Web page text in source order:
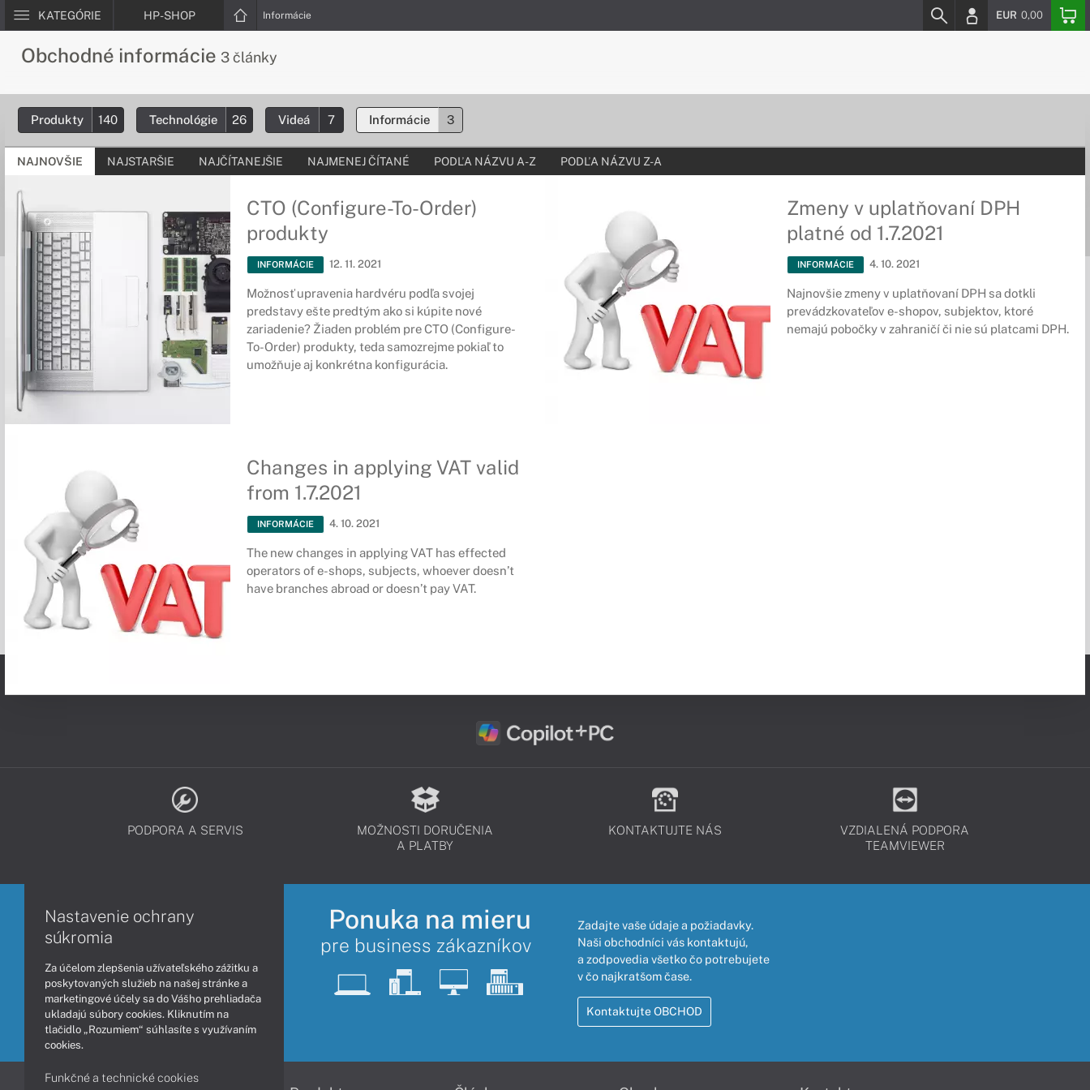
KATEGÓRIE HP-SHOP Informácie EUR 0,00
Obchodné informácie 3 články
Produkty 140 Technológie 26 Videá 7 Informácie 3
NAJNOVŠIE NAJSTARŠIE NAJČÍTANEJŠIE NAJMENEJ ČÍTANÉ PODĽA NÁZVU A-Z PODĽA NÁZVU Z-A
CTO (Configure-To-Order)
produkty
INFORMÁCIE 12. 11. 2021
Možnosť upravenia hardvéru podľa svojej
predstavy ešte predtým ako si kúpite nové
zariadenie? Žiaden problém pre CTO (Configure-
To-Order) produkty, teda samozrejme pokiaľ to
umožňuje aj konkrétna konfigurácia.
Zmeny v uplatňovaní DPH
platné od 1.7.2021
INFORMÁCIE 4. 10. 2021
Najnovšie zmeny v uplatňovaní DPH sa dotkli
prevádzkovateľov e-shopov, subjektov, ktoré
nemajú pobočky v zahraničí či nie sú platcami DPH.
Changes in applying VAT valid
from 1.7.2021
INFORMÁCIE 4. 10. 2021
The new changes in applying VAT has effected
operators of e-shops, subjects, whoever doesn’t
have branches abroad or doesn’t pay VAT.
PODPORA A SERVIS
MOŽNOSTI DORUČENIA
A PLATBY
KONTAKTUJTE NÁS
VZDIALENÁ PODPORA
TEAMVIEWER
Ponuka na mieru
pre business zákazníkov
Zadajte vaše údaje a požiadavky.
Naši obchodníci vás kontaktujú,
a zodpovedia všetko čo potrebujete
v čo najkratšom čase.
Kontaktujte OBCHOD
Nastavenie ochrany
súkromia
Za účelom zlepšenia užívateľského zážitku a
poskytovaných služieb na našej stránke a
marketingové účely sa do Vášho prehliadača
ukladajú súbory cookies. Kliknutím na
tlačidlo „Rozumiem“ súhlasíte s využívaním
cookies.
Funkčné a technické cookies